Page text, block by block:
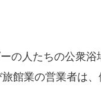
の人たちの公衆
館業の営業者は